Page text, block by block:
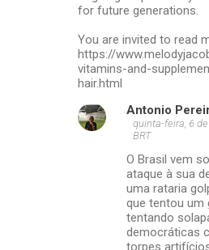
for future generations.
You are invited to read
https://
vitamins-and-
hair.html
Antonio
quinta-feira, 6
BRT
O Brasil vem
ataque à sua
uma rataria
que tentou um
tentando
democráticas
torpes